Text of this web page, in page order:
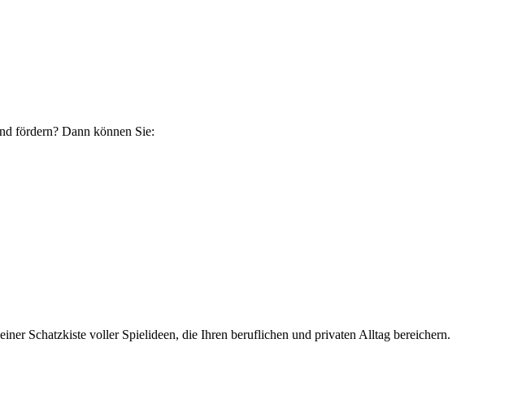
fördern? Dann können Sie:
Schatzkiste voller Spielideen, die Ihren beruflichen und privaten Alltag bereichern.